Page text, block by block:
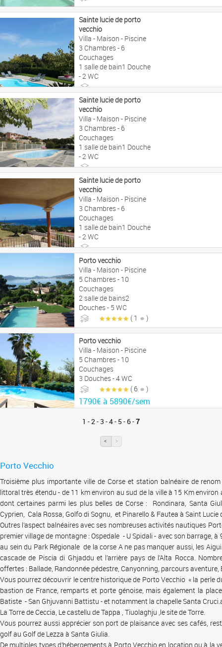
2990€ à 4990€/sem
Sainte lucie de porto
vecchio
Villa - Maison - Piscine
3 Chambres - 6
Couchages
1 salle de bain1 Douche
- 2 WC
770€ à 2490€/sem
Sainte lucie de porto
vecchio
Villa - Maison - Piscine
3 Chambres - 6
Couchages
1 salle de bain1 Douche
- 2 WC
770€ à 2590€/sem
Sainte lucie de porto
vecchio
Villa - Maison - Piscine
3 Chambres - 6
Couchages
1 salle de bain1 Douche
- 2 WC
770€ à 2490€/sem
Porto vecchio
Villa - Maison - Piscine
5 Chambres - 10
Couchages
2 salle de bains2
Douches - 5 WC
( 1
)
3990€ à 7290€/sem
Porto vecchio
Villa - Maison - Piscine
5 Chambres - 10
Couchages
3 Douches - 4 WC
( 6
)
1790€ à 5890€/sem
1 -2- 3 -4- 5 - 6-7
< >
Porto Vecchio
Troisième plus importante villede Corseet station balnéairede renom
littoraltrès étendu - de 11 km environ au sud de la villeà 15 Km environ
dont certaines parmi les plus belles de Corse: Rondinara, Santa
Cyprien, Cala Rossa, Golfodi Sognu, et Pinarello& Fautea à Saint Lucie
Outres l’aspect balnéairesavec ses nombreusesactivités nautiques
premier village de montagne:Ospedale - U Spidali - avecson barrage,à
au sein du Park Régionale de la corse A ne pas manquer aussi, les
cascade de Piscia di Ghjaddu et l’arrière pays de l’Alta Rocca.
offertes : Ballade, Randonnée pédestre, Canyonning, parcoursaventure,
Vous pourrezdécouvrir lecentre historiquede PortoVecchio« la perle
bastion de France, remparts et porte génoise, mais également la
Batiste - San Ghjuvanni Battistu - et notamment la chapelle Santa
La Torre de Ceccia, Lecastellu deTappa , Tiuolaghju ,le site de Torre.
Vous pourrez aussi apprécierson port de plaisance avec ses cafés,
golf au Golf de Lezza à Santa Giulia.
De multiples typesd’hébergements à Porto Vecchioen location ou à la